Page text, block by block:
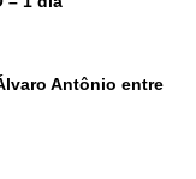
Antônio entre